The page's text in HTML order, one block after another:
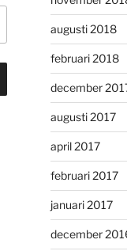
augusti 2018
februari 2018
december
augusti 2017
april 2017
februari 2017
januari 2017
december